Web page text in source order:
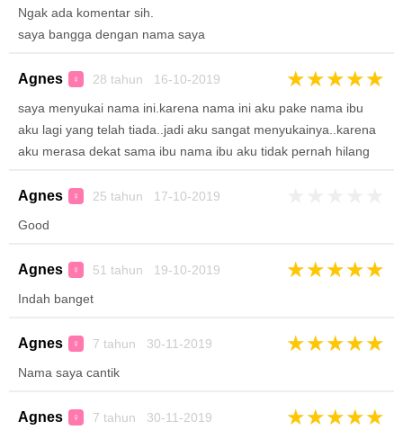
Ngak ada komentar sih.
saya bangga dengan nama saya
Agnes ♀ 28 tahun 16-10-2019 ★★★★★
saya menyukai nama ini.karena nama ini aku pake nama ibu
aku lagi yang telah tiada..jadi aku sangat menyukainya..karena
aku merasa dekat sama ibu nama ibu aku tidak pernah hilang
Agnes ♀ 25 tahun 17-10-2019
Good
Agnes ♀ 51 tahun 19-10-2019 ★★★★★
Indah banget
Agnes ♀ 7 tahun 30-11-2019 ★★★★★
Nama saya cantik
Agnes ♀ 7 tahun 30-11-2019 ★★★★★